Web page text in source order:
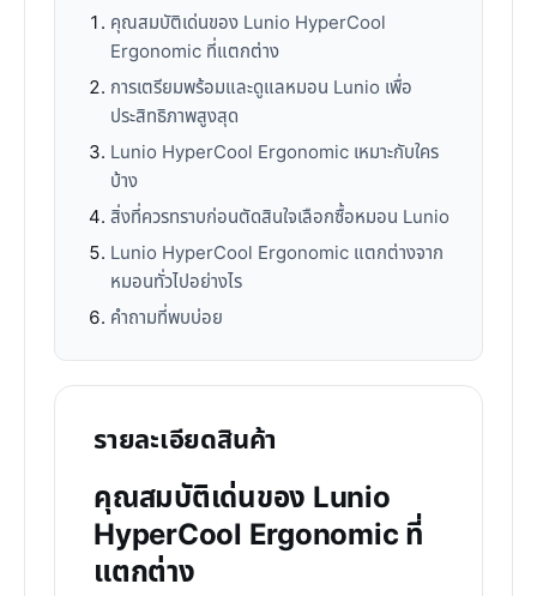
คุณสมบัติเด่นของ Lunio HyperCool
Ergonomic ที่แตกต่าง
การเตรียมพร้อมและดูแลหมอน Lunio เพื่อ
ประสิทธิภาพสูงสุด
Lunio HyperCool Ergonomic เหมาะกับใคร
บ้าง
สิ่งที่ควรทราบก่อนตัดสินใจเลือกซื้อหมอน Lunio
Lunio HyperCool Ergonomic แตกต่างจาก
หมอนทั่วไปอย่างไร
คำถามที่พบบ่อย
รายละเอียดสินค้า
คุณสมบัติเด่นของ Lunio
HyperCool Ergonomic ที่
แตกต่าง